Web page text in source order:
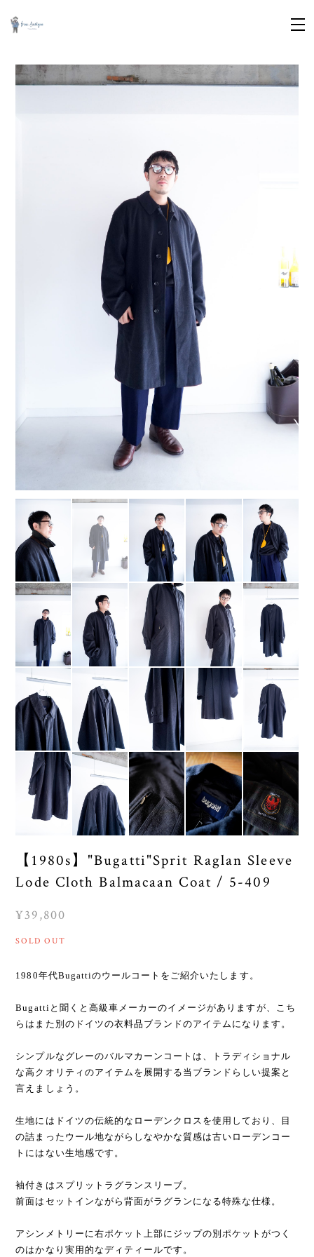
【1980s】"Bugatti"Sprit Raglan Sleeve
Lode Cloth Balmacaan Coat / 5-409
¥39,800
SOLD OUT
1980年代Bugattiのウールコートをご紹介いたします。
Bugattiと聞くと高級車メーカーのイメージがありますが、こち
らはまた別のドイツの衣料品ブランドのアイテムになります。
シンプルなグレーのバルマカーンコートは、トラディショナル
な高クオリティのアイテムを展開する当ブランドらしい提案と
言えましょう。
生地にはドイツの伝統的なローデンクロスを使用しており、目
の詰まったウール地ながらしなやかな質感は古いローデンコー
トにはない生地感です。
袖付きはスプリットラグランスリーブ。
前面はセットインながら背面がラグランになる特殊な仕様。
アシンメトリーに右ポケット上部にジップの別ポケットがつく
のはかなり実用的なディティールです。